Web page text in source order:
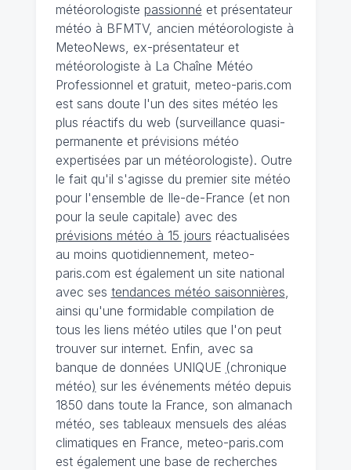
météorologiste passionné et présentateur
météo à BFMTV, ancien météorologiste à
MeteoNews, ex-présentateur et
météorologiste à La Chaîne Météo
Professionnel et gratuit, meteo-paris.com
est sans doute l'un des sites météo les
plus réactifs du web (surveillance quasi-
permanente et prévisions météo
expertisées par un météorologiste). Outre
le fait qu'il s'agisse du premier site météo
pour l'ensemble de Ile-de-France (et non
pour la seule capitale) avec des
prévisions météo à 15 jours réactualisées
au moins quotidiennement, meteo-
paris.com est également un site national
avec ses tendances météo saisonnières
ainsi qu'une formidable compilation de
tous les liens météo utiles que l'on peut
trouver sur internet. Enfin, avec sa
banque de données UNIQUE (chronique
météo) sur les événements météo depuis
1850 dans toute la France, son almanach
météo, ses tableaux mensuels des aléas
climatiques en France, meteo-paris.com
est également une base de recherches